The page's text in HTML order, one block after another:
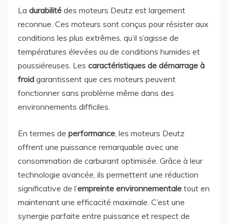
La durabilité des moteurs Deutz est largement
reconnue. Ces moteurs sont conçus pour résister aux
conditions les plus extrêmes, qu’il s’agisse de
températures élevées ou de conditions humides et
poussiéreuses. Les caractéristiques de démarrage à
froid garantissent que ces moteurs peuvent
fonctionner sans problème même dans des
environnements difficiles.
En termes de performance, les moteurs Deutz
offrent une puissance remarquable avec une
consommation de carburant optimisée. Grâce à leur
technologie avancée, ils permettent une réduction
significative de l’empreinte environnementale tout en
maintenant une efficacité maximale. C’est une
synergie parfaite entre puissance et respect de